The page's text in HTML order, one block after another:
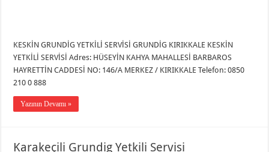
KESKİN GRUNDİG YETKİLİ SERVİSİ GRUNDİG KIRIKKALE KESKİN
YETKİLİ SERVİSİ Adres: HÜSEYİN KAHYA MAHALLESİ BARBAROS
HAYRETTİN CADDESİ NO: 146/A MERKEZ / KIRIKKALE Telefon: 0850
210 0 888
Yazının Devamı »
Karakeçili Grundig Yetkili Servisi